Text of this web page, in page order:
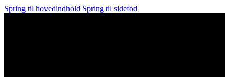
Spring til hovedindhold Spring til sidefod